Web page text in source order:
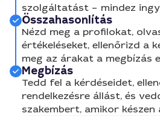
szolgáltatást – mindez
Összahasonlítás
Nézd meg a profilokat,
értékeléseket, ellenőrizd a
meg az árakat a megbízás
Megbízás
Tedd fel a kérdéseidet,
rendelkezésre állást, és
szakembert, amikor készen